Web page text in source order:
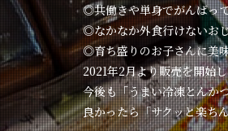
◎共働きや単身でがんばっ
◎なかなか外食行けないお
◎育ち盛りのお子さんに美
2021年2月より販売を開始
今後も「うまい冷凍とんか
良かったら「サクッと楽ち